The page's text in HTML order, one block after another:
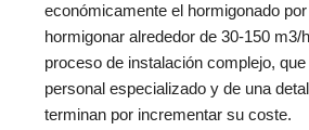
económicamente el hormigonado
hormigonar alrededor de 30-150 m3/
proceso de instalación complejo,
personal especializado y de una
terminan por incrementar su coste.